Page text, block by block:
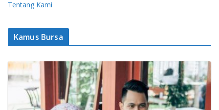
Tentang Kami
Kamus Bursa